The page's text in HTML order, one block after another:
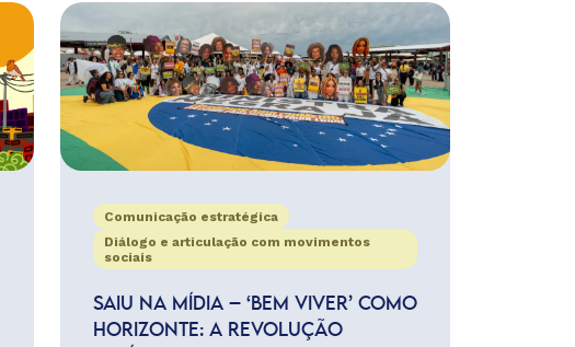
Comunicação estratégica
Diálogo e articulação com movimentos
sociais
SAIU NA MÍDIA – ‘BEM VIVER’ COMO
HORIZONTE: A REVOLUÇÃO